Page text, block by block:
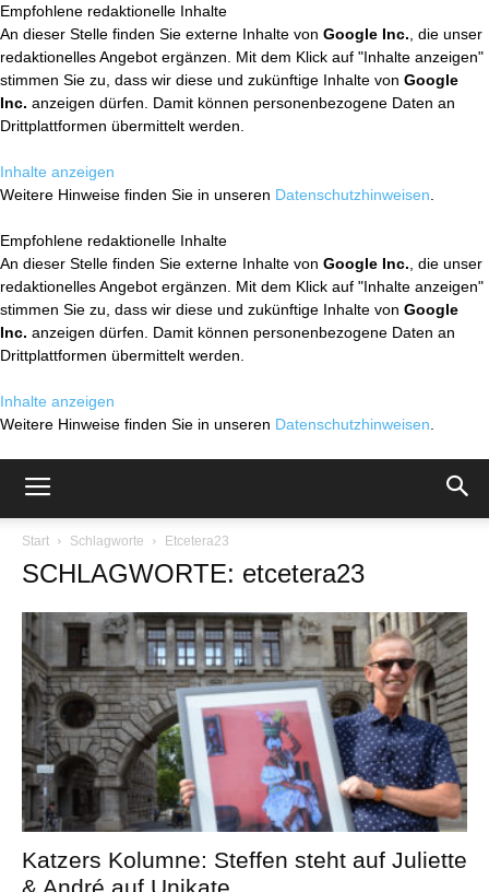
Empfohlene redaktionelle Inhalte
An dieser Stelle finden Sie externe Inhalte von Google Inc. , die unser
redaktionelles Angebot ergänzen. Mit dem Klick auf "Inhalte anzeigen"
stimmen Sie zu, dass wir diese und zukünftige Inhalte von Google
Inc. anzeigen dürfen. Damit können personenbezogene Daten an
Drittplattformen übermittelt werden.
Inhalte anzeigen
Weitere Hinweise finden Sie in unseren Datenschutzhinweisen
Empfohlene redaktionelle Inhalte
An dieser Stelle finden Sie externe Inhalte von Google Inc. , die unser
redaktionelles Angebot ergänzen. Mit dem Klick auf "Inhalte anzeigen"
stimmen Sie zu, dass wir diese und zukünftige Inhalte von Google
Inc. anzeigen dürfen. Damit können personenbezogene Daten an
Drittplattformen übermittelt werden.
Inhalte anzeigen
Weitere Hinweise finden Sie in unseren Datenschutzhinweisen
Start Schlagworte Etcetera23
SCHLAGWORTE: etcetera23
Katzers Kolumne: Steffen steht auf Juliette